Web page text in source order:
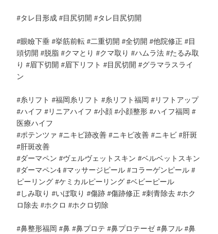
#タレ目形成 #目尻切開 #タレ目尻切開
#眼瞼下垂 #挙筋前転 #二重切開 #全切開 #他院修正 #目
頭切開 #脱脂 #クマとり #クマ取り #ハムラ法 #たるみ取
り #眉下切開 #眉下リフト #目尻切開 #グラマラスライ
ン
#糸リフト #福岡糸リフト #糸リフト福岡 #リフトアップ
#ハイフ #リニアハイフ #小顔 #小顔整形 #ハイフ福岡 #
医療ハイフ
#ポテンツァ #ニキビ跡改善 #ニキビ改善 #ニキビ #肝斑
#肝斑改善
#ダーマペン #ヴェルヴェットスキン #ベルベットスキン
#ダーマペン4 #マッサージピール #コラーゲンピール #
ピーリング #ケミカルピーリング #ベビーピール
#しみ取り #いぼ取り #傷跡 #傷跡修正 #刺青除去 #ホク
ロ除去 #ホクロ #ホクロ切除
#鼻整形福岡 #鼻 #鼻プロテ #鼻プロテーゼ #鼻フル #鼻